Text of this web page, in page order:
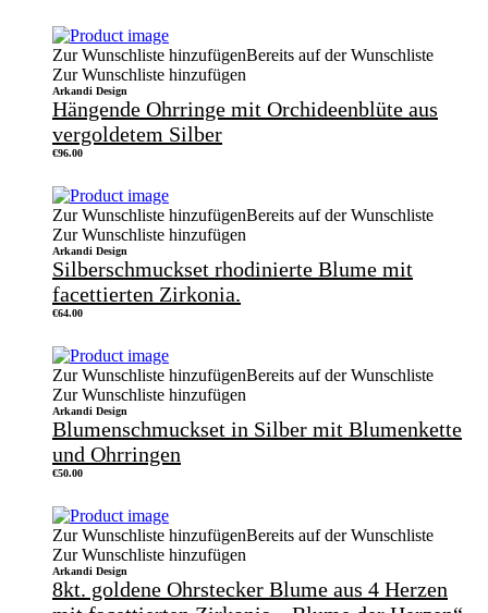
Zur Wunschliste hinzufügenBereits auf der Wunschliste
Zur Wunschliste hinzufügen
Arkandi Design
Hängende Ohrringe mit Orchideenblüte aus
vergoldetem Silber
€96.00
Zur Wunschliste hinzufügenBereits auf der Wunschliste
Zur Wunschliste hinzufügen
Arkandi Design
Silberschmuckset rhodinierte Blume mit
facettierten Zirkonia.
€64.00
Zur Wunschliste hinzufügenBereits auf der Wunschliste
Zur Wunschliste hinzufügen
Arkandi Design
Blumenschmuckset in Silber mit Blumenkette
und Ohrringen
€50.00
Zur Wunschliste hinzufügenBereits auf der Wunschliste
Zur Wunschliste hinzufügen
Arkandi Design
8kt. goldene Ohrstecker Blume aus 4 Herzen